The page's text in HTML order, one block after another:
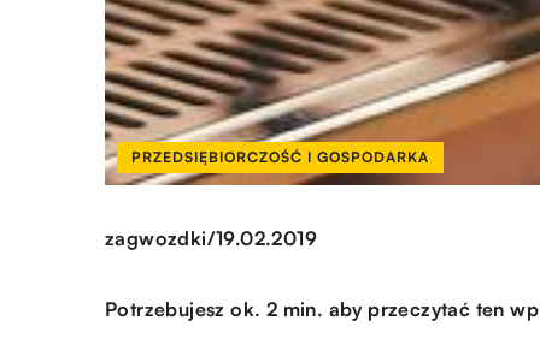
PRZEDSIĘBIORCZOŚĆ I GOSPODARKA
zagwozdki/19.02.2019
Potrzebujesz ok. 2 min. aby przeczytać ten